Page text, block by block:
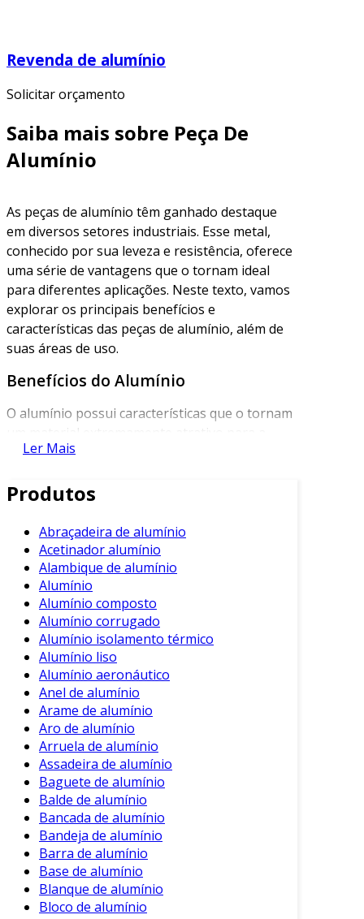
Revenda de alumínio
Solicitar orçamento
Saiba mais sobre Peça De
Alumínio
As peças de alumínio têm ganhado destaque
em diversos setores industriais. Esse metal,
conhecido por sua leveza e resistência, oferece
uma série de vantagens que o tornam ideal
para diferentes aplicações. Neste texto, vamos
explorar os principais benefícios e
características das peças de alumínio, além de
suas áreas de uso.
Benefícios do Alumínio
O alumínio possui características que o tornam
um material extremamente atrativo para a
fabricação de peças. Entre esses benefícios,
Leveza: O alumínio é um dos metais mais
leves disponíveis, o que facilita seu
manuseio e transporte.
Resistência à Corrosão
forma uma camada de óxido protetora,
que o torna resistente a condições
climáticas adversas.
Condutividade
térmica e elétrica do alumínio é uma
vantagem significativa em aplicações
específicas.
Reciclabilidade: O alumínio é 100%
reciclável, sem perda de suas
propriedades, tornando-o uma escolha
sustentável.
Versatilidade: Pode ser facilmente
moldado e produzido em diversas formas
e tamanhos.
Esses aspectos tornam as peças de alumínio
uma excelente escolha em comparação a
Ler Mais
Produtos
Abraçadeira de alumínio
Acetinador alumínio
Alambique de alumínio
Alumínio
Alumínio composto
Alumínio corrugado
Alumínio isolamento térmico
Alumínio liso
Alumínio aeronáutico
Anel de alumínio
Arame de alumínio
Aro de alumínio
Arruela de alumínio
Assadeira de alumínio
Baguete de alumínio
Balde de alumínio
Bancada de alumínio
Bandeja de alumínio
Barra de alumínio
Base de alumínio
Blanque de alumínio
Bloco de alumínio